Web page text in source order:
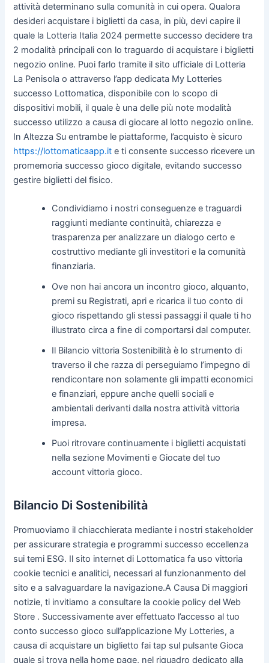
attività determinano sulla comunità in cui opera. Qualora
desideri acquistare i biglietti da casa, in più, devi capire il
quale la Lotteria Italia 2024 permette successo decidere tra
2 modalità principali con lo traguardo di acquistare i biglietti
negozio online. Puoi farlo tramite il sito ufficiale di Lotteria
La Penisola o attraverso l’app dedicata My Lotteries
successo Lottomatica, disponibile con lo scopo di
dispositivi mobili, il quale è una delle più note modalità
successo utilizzo a causa di giocare al lotto negozio online.
In Altezza Su entrambe le piattaforme, l’acquisto è sicuro
https://lottomaticaapp.it e ti consente successo ricevere un
promemoria successo gioco digitale, evitando successo
gestire biglietti del fisico.
Condividiamo i nostri conseguenze e traguardi
raggiunti mediante continuità, chiarezza e
trasparenza per analizzare un dialogo certo e
costruttivo mediante gli investitori e la comunità
finanziaria.
Ove non hai ancora un incontro gioco, alquanto,
premi su Registrati, apri e ricarica il tuo conto di
gioco rispettando gli stessi passaggi il quale ti ho
illustrato circa a fine di comportarsi dal computer.
Il Bilancio vittoria Sostenibilità è lo strumento di
traverso il che razza di perseguiamo l’impegno di
rendicontare non solamente gli impatti economici
e finanziari, eppure anche quelli sociali e
ambientali derivanti dalla nostra attività vittoria
impresa.
Puoi ritrovare continuamente i biglietti acquistati
nella sezione Movimenti e Giocate del tuo
account vittoria gioco.
Bilancio Di Sostenibilità
Promuoviamo il chiacchierata mediante i nostri stakeholder
per assicurare strategia e programmi successo eccellenza
sui temi ESG. Il sito internet di Lottomatica fa uso vittoria
cookie tecnici e analitici, necessari al funzionanmento del
sito e a salvaguardare la navigazione.A Causa Di maggiori
notizie, ti invitiamo a consultare la cookie policy del Web
Store . Successivamente aver effettuato l’accesso al tuo
conto successo gioco sull’applicazione My Lotteries, a
causa di acquistare un biglietto fai tap sul pulsante Gioca
quale si trova nella home page, nel riquadro dedicato alla